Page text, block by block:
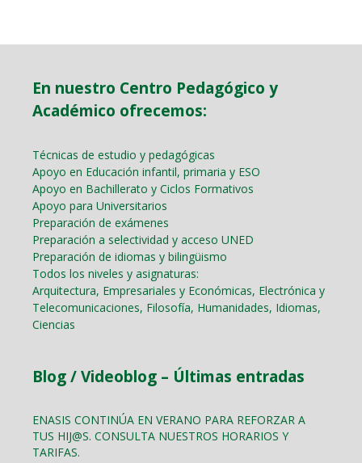
En nuestro Centro Pedagógico y
Académico ofrecemos:
Técnicas de estudio y pedagógicas
Apoyo en Educación infantil, primaria y ESO
Apoyo en Bachillerato y Ciclos Formativos
Apoyo para Universitarios
Preparación de exámenes
Preparación a selectividad y acceso UNED
Preparación de idiomas y bilingüismo
Todos los niveles y asignaturas:
Arquitectura, Empresariales y Económicas, Electrónica y
Telecomunicaciones, Filosofía, Humanidades, Idiomas,
Ciencias
Blog / Videoblog – Últimas entradas
ENASIS CONTINÚA EN VERANO PARA REFORZAR A
TUS HIJ@S. CONSULTA NUESTROS HORARIOS Y
TARIFAS.